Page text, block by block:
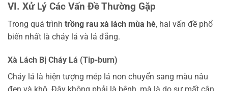
VI. Xử Lý Các Vấn Đề Thường Gặp
Trong quá trình trồng rau xà lách mùa hè, hai vấn đề phổ
biến nhất là cháy lá và lá đắng.
Xà Lách Bị Cháy Lá (Tip-burn)
Cháy lá là hiện tượng mép lá non chuyển sang màu nâu
đen và khô. Đây không phải là bệnh, mà là do sự mất cân